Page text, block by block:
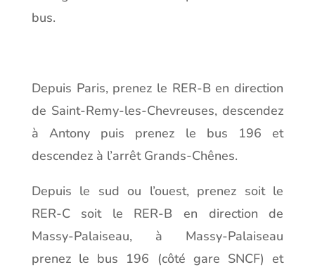
bus.
Depuis Paris, prenez le RER-B en direction
de Saint-Remy-les-Chevreuses, descendez
à Antony puis prenez le bus 196 et
descendez à l’arrêt Grands-Chênes.
Depuis le sud ou l’ouest, prenez soit le
RER-C soit le RER-B en direction de
Massy-Palaiseau, à Massy-Palaiseau
prenez le bus 196 (côté gare SNCF) et